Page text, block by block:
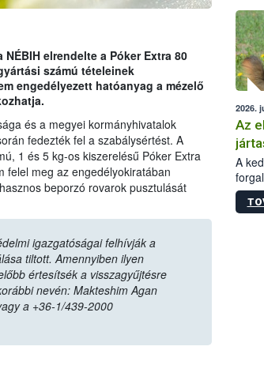
elrendelte a Póker Extra 80
számú tételeinek
engedélyezett hatóanyag a mézelő
és a megyei kormányhivatalok
fedezték fel a szabálysértést. A
1 és 5 kg-os kiszerelésű Póker Extra
felel meg az engedélyokiratában
beporzó rovarok pusztulását
igazgatóságai felhívják a
tiltott. Amennyiben ilyen
értesítsék a visszagyűjtésre
nevén: Makteshim Agan
a +36-1/439-2000
2026.
Az
A